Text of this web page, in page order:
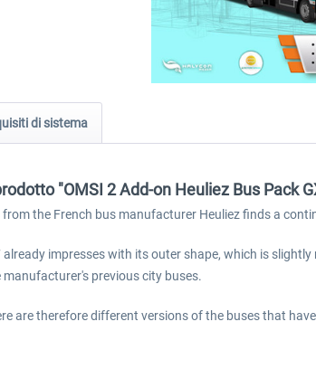
di sistema
"OMSI 2 Add-on Heuliez Bus Pack
from the French bus manufacturer Heuliez finds a
already impresses with its outer shape, which is
previous city buses.
are therefore different versions of the buses that